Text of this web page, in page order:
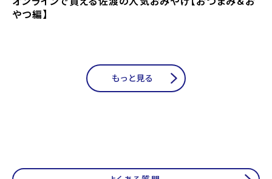
やつ編】
もっと見る